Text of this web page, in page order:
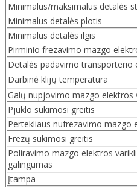
Minimalus/maksimalus detalės
Minimalus detalės plotis
Minimalus detalės ilgis
Pirminio frezavimo mazgo
Detalės padavimo transporterio
Darbinė klijų temperatūra
Galų nupjovimo mazgo elektros
Pjūklo sukimosi greitis
Pertekliaus nufrezavimo mazgo
Frezų sukimosi greitis
Poliravimo mazgo elektros
galingumas
Įtampa